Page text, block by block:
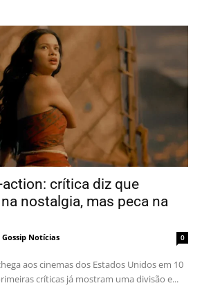
action: crítica diz que
nostalgia, mas peca na
Gossip Notícias 0
aos cinemas dos Estados Unidos em 10
críticas já mostram uma divisão e...